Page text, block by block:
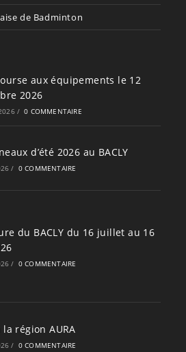
de Badminton
aux équipements le 12
2026
/ 0 COMMENTAIRE
d’été 2026 au BACLY
/ 0 COMMENTAIRE
du BACLY du 16 juillet au 16
/ 0 COMMENTAIRE
région AURA
/ 0 COMMENTAIRE